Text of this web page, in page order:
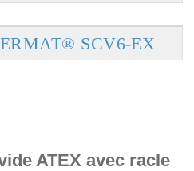
SCV6-EX
ATEX avec racle